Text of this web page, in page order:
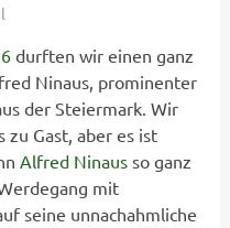
durften wir einen ganz
Ninaus, prominenter
der Steiermark. Wir
zu Gast, aber es ist
Alfred Ninausso ganz
mit
seine unnachahmliche